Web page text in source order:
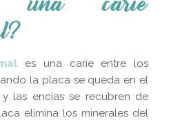
es una carie entre los
la placa se queda en el
las encías se recubren de
elimina los minerales del